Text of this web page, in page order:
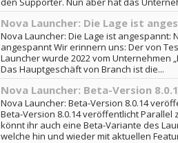
Nova Launcher: Die Lage ist
Nova Launcher: Die Lage ist angespannt:
angespannt Wir erinnern uns: Der von
Launcher wurde 2022 vom Unternehmen
Das Hauptgeschäft von Branch ist die...
Nova Launcher: Beta-Version
Nova Launcher: Beta-Version 8.0.14
Beta-Version 8.0.14 veröffentlicht
könnt ihr auch eine Beta-Variante des
welche hin und wieder mit aktuellen